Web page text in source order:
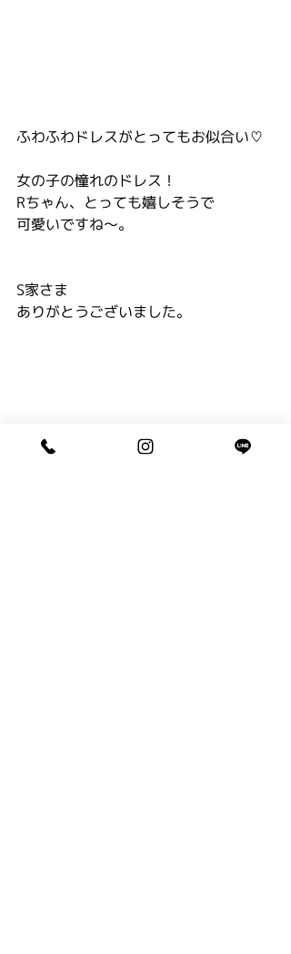
ふわふわドレスがとってもお似合い♡
女の子の憧れのドレス！
Rちゃん、とっても嬉しそうで
可愛いですね〜。
S家さま
ありがとうございました。